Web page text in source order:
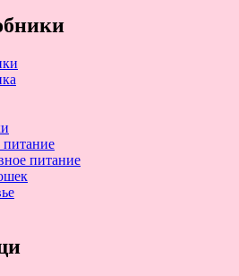
питание
питание